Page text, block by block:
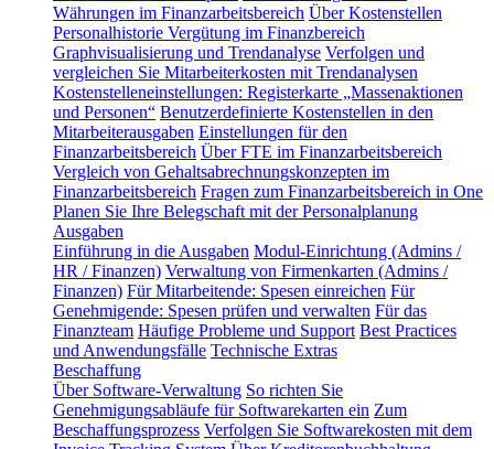
Währungen im Finanzarbeitsbereich Über Kostenstellen
Personalhistorie Vergütung im Finanzbereich
Graphvisualisierung und Trendanalyse Verfolgen und
vergleichen Sie Mitarbeiterkosten mit Trendanalysen
Kostenstelleneinstellungen: Registerkarte „Massenaktionen
und Personen“ Benutzerdefinierte Kostenstellen in den
Mitarbeiterausgaben Einstellungen für den
Finanzarbeitsbereich Über FTE im Finanzarbeitsbereich
Vergleich von Gehaltsabrechnungskonzepten im
Finanzarbeitsbereich Fragen zum Finanzarbeitsbereich in One
Planen Sie Ihre Belegschaft mit der Personalplanung
Ausgaben
Einführung in die Ausgaben Modul-Einrichtung (Admins /
HR / Finanzen) Verwaltung von Firmenkarten (Admins /
Finanzen) Für Mitarbeitende: Spesen einreichen Für
Genehmigende: Spesen prüfen und verwalten Für das
Finanzteam Häufige Probleme und Support Best Practices
und Anwendungsfälle Technische Extras
Beschaffung
Über Software-Verwaltung So richten Sie
Genehmigungsabläufe für Softwarekarten ein Zum
Beschaffungsprozess Verfolgen Sie Softwarekosten mit dem